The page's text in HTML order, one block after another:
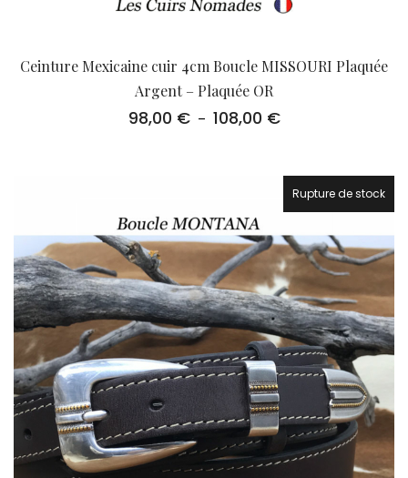
Ceinture Mexicaine cuir 4cm Boucle MISSOURI Plaquée
Argent – Plaquée OR
98,00 € – 108,00 €Plage
98,00 €
108,00 €
Rupture de stock